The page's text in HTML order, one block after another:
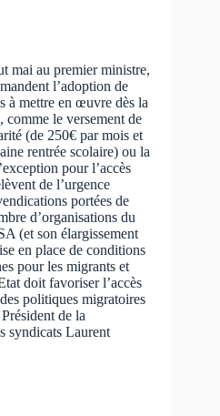
mai au premier ministre,
l’adoption de
à mettre en œuvre dès la
le versement de
(de 250€ par mois et
rentrée scolaire) ou la
pour l’accès
de l’urgence
portées de
d’organisations du
(et son élargissement
en place de conditions
pour les migrants et
doit favoriser l’accès
politiques migratoires
de la
syndicats Laurent